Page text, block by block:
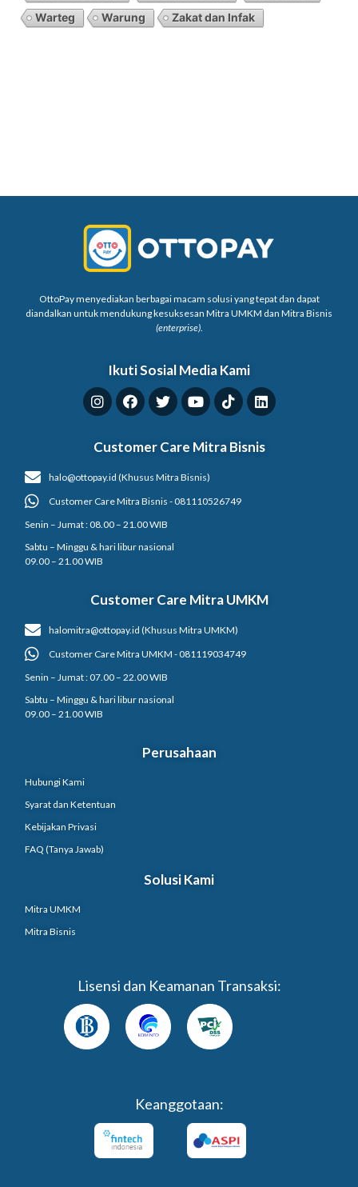
Warteg
Warung Zakat dan Infak
OttoPay menyediakan berbagai macam solusi yang tepat dan dapat
diandalkan untuk mendukung kesuksesan Mitra UMKM dan Mitra Bisnis
(enterprise).
Ikuti Sosial Media Kami
Customer Care Mitra Bisnis
halo@ottopay.id (Khusus Mitra Bisnis)
Customer Care Mitra Bisnis - 081110526749
Senin – Jumat : 08.00 – 21.00 WIB
Sabtu – Minggu & hari libur nasional
09.00 – 21.00 WIB
Customer Care Mitra UMKM
halomitra@ottopay.id (Khusus Mitra UMKM)
Customer Care Mitra UMKM - 081119034749
Senin – Jumat : 07.00 – 22.00 WIB
Sabtu – Minggu & hari libur nasional
09.00 – 21.00 WIB
Perusahaan
Hubungi Kami
Syarat dan Ketentuan
Kebijakan Privasi
FAQ (Tanya Jawab)
Solusi Kami
Mitra UMKM
Mitra Bisnis
Lisensi dan Keamanan Transaksi:
Keanggotaan: